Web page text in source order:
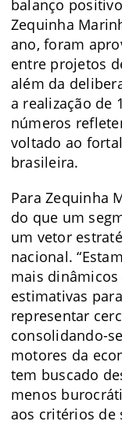
balanço
Zequinha
ano, foram
entre projetos
além da
a realização de
números
voltado ao
brasileira.
Para Zequinha
do que um
um vetor
nacional.
mais dinâmicos
estimativas
representar
consolidando-
motores da
tem buscado
menos
aos critérios de